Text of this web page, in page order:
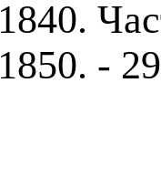
1840.
1850. -